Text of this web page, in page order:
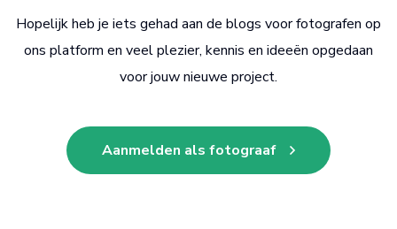
Hopelijk heb je iets gehad aan de blogs voor fotografen op
ons platform en veel plezier, kennis en ideeën opgedaan
voor jouw nieuwe project.
Aanmelden als fotograaf